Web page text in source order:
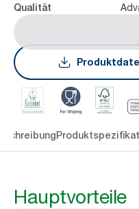
Qualität
Hauptvorteile